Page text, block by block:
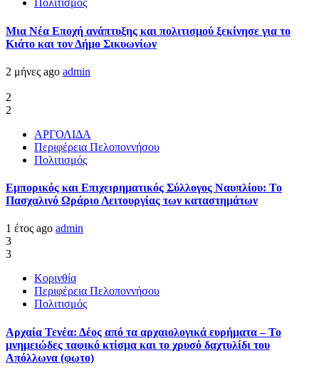
Πολιτισμός
Μια Νέα Εποχή ανάπτυξης και πολιτισμού ξεκίνησε για το
Κιάτο και τον Δήμο Σικυωνίων
2 μήνες ago admin
2
2
ΑΡΓΟΛΙΔΑ
Περιφέρεια Πελοποννήσου
Πολιτισμός
Εμπορικός και Επιχειρηματικός Σύλλογος Ναυπλίου: Το
Πασχαλινό Ωράριο Λειτουργίας των καταστημάτων
1 έτος ago admin
3
3
Κορινθία
Περιφέρεια Πελοποννήσου
Πολιτισμός
Αρχαία Τενέα: Δέος από τα αρχαιολογικά ευρήματα – Το
μνημειώδες ταφικό κτίσμα και το χρυσό δαχτυλίδι του
Απόλλωνα (φωτο)